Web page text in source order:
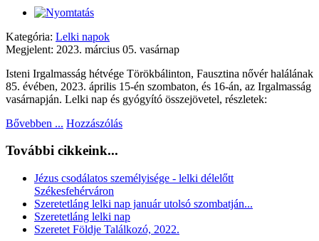
Kategória: Lelki napok
Megjelent: 2023. március 05. vasárnap
Isteni Irgalmasság hétvége Törökbálinton, Fausztina nővér halálának
85. évében, 2023. április 15-én szombaton, és 16-án, az Irgalmasság
vasárnapján. Lelki nap és gyógyító összejövetel, részletek:
Bővebben ... Hozzászólás
További cikkeink...
Jézus csodálatos személyisége - lelki délelőtt
Székesfehérváron
Szeretetláng lelki nap január utolsó szombatján...
Szeretetláng lelki nap
Szeretet Földje Találkozó, 2022.